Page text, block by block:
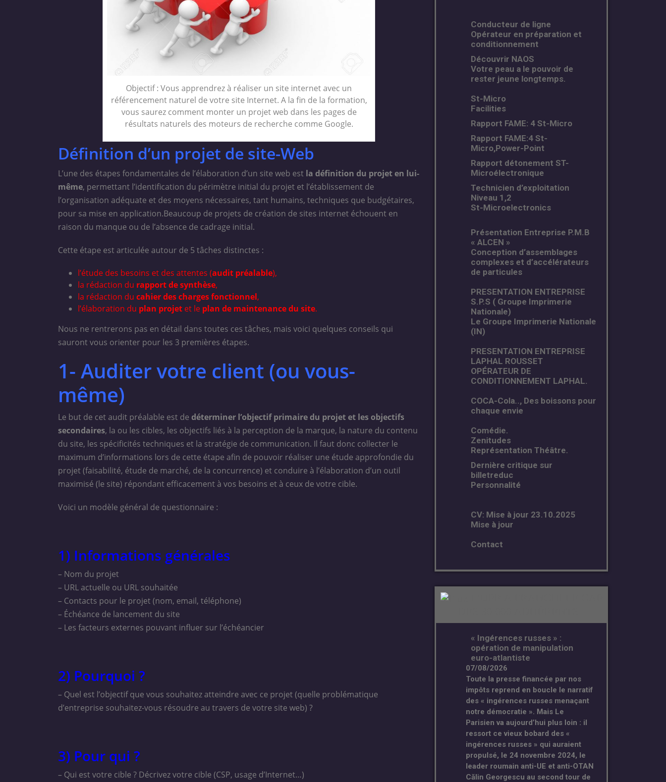
Objectif : Vous apprendrez à réaliser un site internet avec un
référencement naturel de votre site Internet. A la fin de la formation,
vous saurez comment monter un projet web dans les pages de
résultats naturels des moteurs de recherche comme Google.
Définition d’un projet de site-Web
L’une des étapes fondamentales de l’élaboration d’un site web est la définition du projet en lui-
même, permettant l’identification du périmètre initial du projet et l’établissement de
l’organisation adéquate et des moyens nécessaires, tant humains, techniques que budgétaires,
pour sa mise en application.Beaucoup de projets de création de sites internet échouent en
raison du manque ou de l’absence de cadrage initial.
Cette étape est articulée autour de 5 tâches distinctes :
l’étude des besoins et des attentes (audit préalable),
la rédaction du rapport de synthèse,
la rédaction du cahier des charges fonctionnel,
l’élaboration du plan projet et le plan de maintenance du site.
Nous ne rentrerons pas en détail dans toutes ces tâches, mais voici quelques conseils qui
sauront vous orienter pour les 3 premières étapes.
1- Auditer votre client (ou vous-
même)
Le but de cet audit préalable est de déterminer l’objectif primaire du projet et les objectifs
secondaires, la ou les cibles, les objectifs liés à la perception de la marque, la nature du contenu
du site, les spécificités techniques et la stratégie de communication. Il faut donc collecter le
maximum d’informations lors de cette étape afin de pouvoir réaliser une étude approfondie du
projet (faisabilité, étude de marché, de la concurrence) et conduire à l’élaboration d’un outil
maximisé (le site) répondant efficacement à vos besoins et à ceux de votre cible.
Voici un modèle général de questionnaire :
1) Informations générales
– Nom du projet
– URL actuelle ou URL souhaitée
– Contacts pour le projet (nom, email, téléphone)
– Échéance de lancement du site
– Les facteurs externes pouvant influer sur l’échéancier
2) Pourquoi ?
– Quel est l’objectif que vous souhaitez atteindre avec ce projet (quelle problématique
d’entreprise souhaitez-vous résoudre au travers de votre site web) ?
3) Pour qui ?
– Qui est votre cible ? Décrivez votre cible (CSP, usage d’Internet…)
Conducteur de ligne
Opérateur en préparation et
conditionnement
Découvrir NAOS
Votre peau a le pouvoir de
rester jeune longtemps.
St-Micro
Facilities
Rapport FAME: 4 St-Micro
Rapport FAME:4 St-
Micro,Power-Point
Rapport détonement ST-
Microélectronique
Technicien d’exploitation
Niveau 1,2
St-Microelectronics
Présentation Entreprise P.M.B
« ALCEN »
Conception d’assemblages
complexes et d’accélérateurs
de particules
PRESENTATION ENTREPRISE
S.P.S ( Groupe Imprimerie
Nationale)
Le Groupe Imprimerie Nationale
(IN)
PRESENTATION ENTREPRISE
LAPHAL ROUSSET
OPÉRATEUR DE
CONDITIONNEMENT LAPHAL.
COCA-Cola.., Des boissons pour
chaque envie
Comédie.
Zenitudes
Représentation Théâtre.
Dernière critique sur
billetreduc
Personnalité
CV: Mise à jour 23.10.2025
Mise à jour
Contact
« Ingérences russes » :
opération de manipulation
euro-atlantiste
07/08/2026
Toute la presse financée par nos
impôts reprend en boucle le narratif
des « ingérences russes menaçant
notre démocratie ». Mais Le
Parisien va aujourd’hui plus loin : il
ressort ce vieux bobard des «
ingérences russes » qui auraient
propulsé, le 24 novembre 2024, le
leader roumain anti-UE et anti-OTAN
Călin Georgescu au second tour de